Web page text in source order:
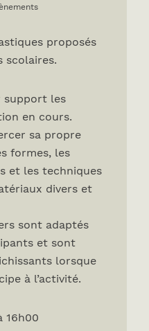
proposés
scolaires.
support les
en cours.
sa propre
formes, les
et les techniques
divers et
sont adaptés
et sont
lorsque
à l’activité.
16h00